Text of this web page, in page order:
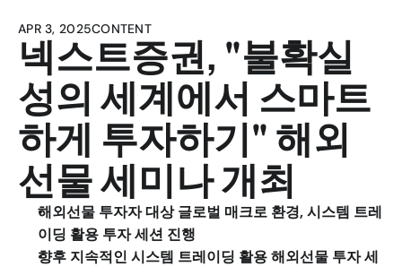
APR 3, 2025CONTENT
넥스트증권, "불확실
성의 세계에서 스마트
하게 투자하기" 해외
선물 세미나 개최
해외선물 투자자 대상 글로벌 매크로 환경, 시스템 트레
이딩 활용 투자 세션 진행
향후 지속적인 시스템 트레이딩 활용 해외선물 투자 세